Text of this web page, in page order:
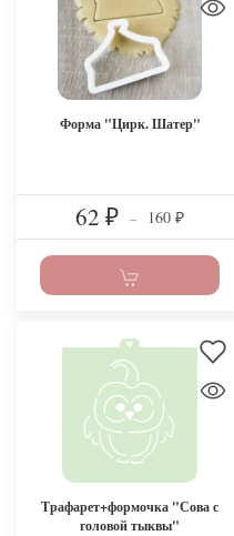
Форма "Цирк. Шатер"
62 ₽ – 160 ₽
Трафарет+формочка "Сова с
головой тыквы"